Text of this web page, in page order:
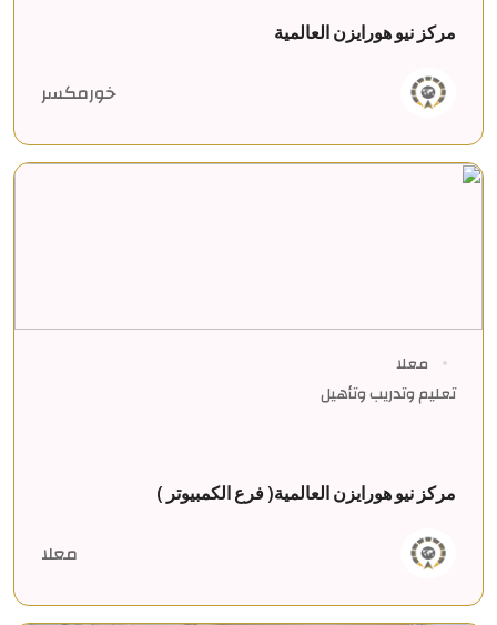
مركز نيو هورايزن العالمية
خورمكسر
معلا
تعليم وتدريب وتأهيل
مركز نيو هورايزن العالمية( فرع الكمبيوتر )
معلا